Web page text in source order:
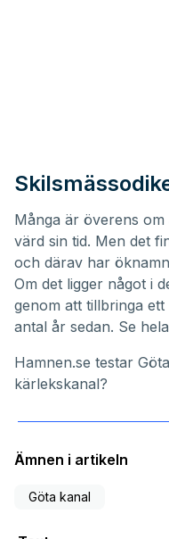
Många är överens
värd sin tid. Men det
och därav har
Om det ligger något i
genom att tillbringa
antal år sedan. Se
Hamnen.se testar
kärlekskanal?
Ämnen i artikeln
Göta kanal